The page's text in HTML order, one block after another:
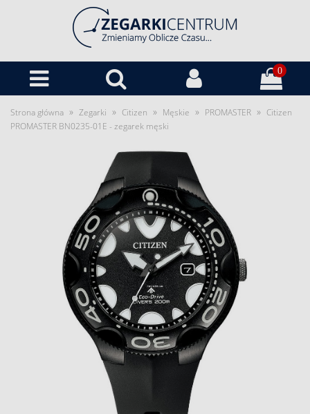
0
Strona główna » Zegarki » Citizen » Męskie » PROMASTER » Citizen
PROMASTER BN0235-01E - zegarek męski